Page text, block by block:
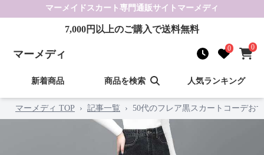
マーメイドスカート 専門通販サイト マーメディ
7,000円以上のご購入で送料無料
マーメディ 0 0
新着商品 商品を検索 人気ランキング
マーメディ TOP › 記事一覧 › 50代のフレア黒スカートコーデお